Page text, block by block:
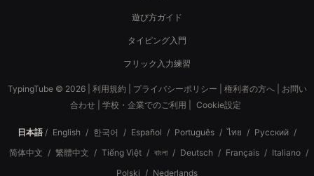
遊び方ガイド
タイピング入門
フリック入力練習
TypingTube © 2026 | 利用規約 プライバシーポリシー 権利者の方へ| お問い
合わせ
学校・企業でのご利用 Cookie設定
日本語 / English / 한국어 / Español / Português / ไทย / Русский /
简体中文 / 繁體中文 / Tiếng Việt / বাংলা / Deutsch / Français / Italiano /
Polski / Nederlands